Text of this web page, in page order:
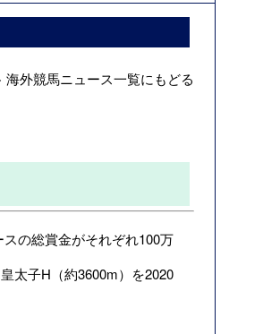
海外競馬ニュース一覧にもどる
の総賞金がそれぞれ100万
太子H（約3600m）を2020